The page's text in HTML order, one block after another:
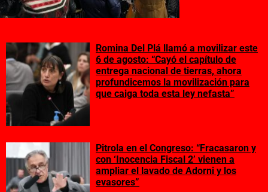
Romina Del Plá llamó a movilizar este
6 de agosto: “Cayó el capítulo de
entrega nacional de tierras, ahora
profundicemos la movilización para
que caiga toda esta ley nefasta”
Pitrola en el Congreso: “Fracasaron y
con ‘Inocencia Fiscal 2’ vienen a
ampliar el lavado de Adorni y los
evasores”